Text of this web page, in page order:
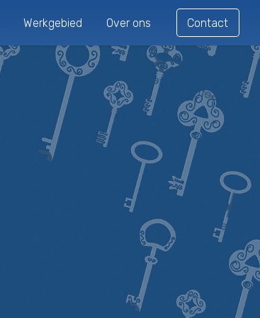
Werkgebied Over ons Contact